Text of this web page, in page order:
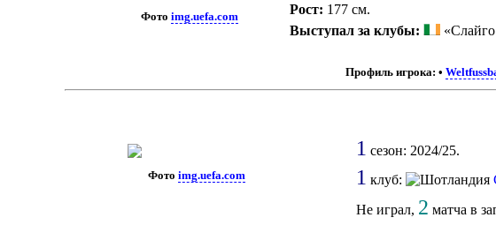
Фотоimg.uefa.com
Рост: 177 см.
Выступал за клубы:
Профиль игрока: •
Фото img.uefa.com
1 сезон: 2024/25.
1 клуб:
Не играл, 2 матча в